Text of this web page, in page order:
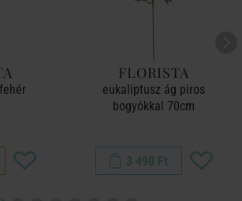
FLORISTA
eukaliptusz ág piros
bogyókkal 70cm
3 490 Ft